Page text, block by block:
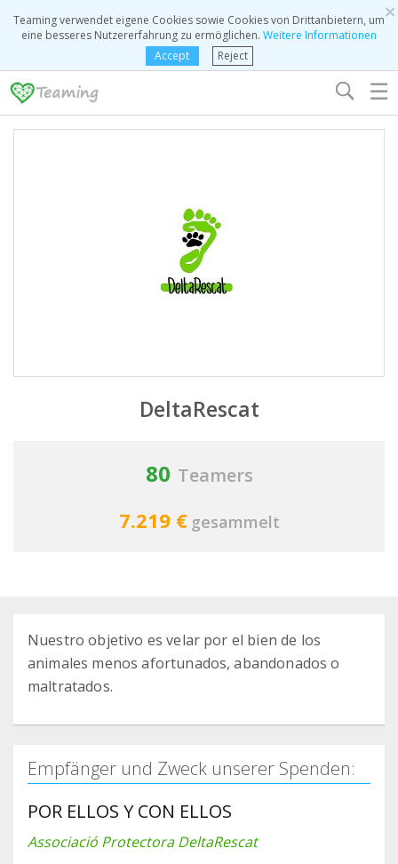
×
Teaming verwendet eigene Cookies sowie Cookies von Drittanbietern, um
eine besseres Nutzererfahrung zu ermöglichen. Weitere Informationen
Accept
Reject
☰
DeltaRescat
80 Teamers
7.219 € gesammelt
Nuestro objetivo es velar por el bien de los
animales menos afortunados, abandonados o
maltratados.
Empfänger und Zweck unserer Spenden:
POR ELLOS Y CON ELLOS
Associació Protectora DeltaRescat